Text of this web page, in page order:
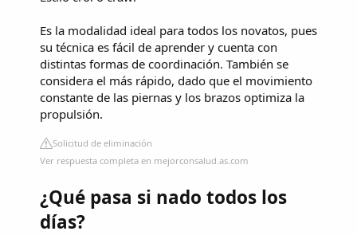
Es la modalidad ideal para todos los novatos, pues
su técnica es fácil de aprender y cuenta con
distintas formas de coordinación. También se
considera el más rápido, dado que el movimiento
constante de las piernas y los brazos optimiza la
propulsión.
Solicitud de eliminación
Ver respuesta completa en mejorconsalud.as.com
¿Qué pasa si nado todos los
días?